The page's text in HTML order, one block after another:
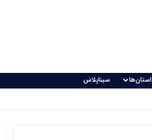
استان‌ها سیناپلاس